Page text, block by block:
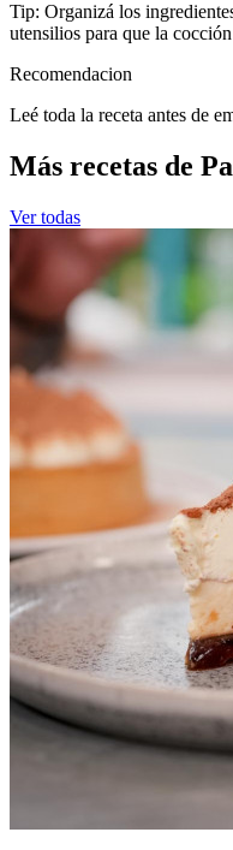
Tip: Organizá los
utensilios para que la
Recomendacion
Leé toda la receta antes de
Más recetas de
Ver todas